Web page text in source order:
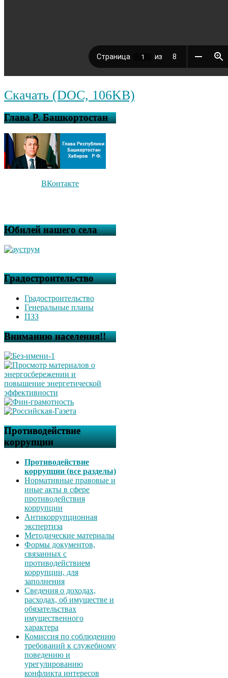
Скачать (DOC, 106KB)
Глава Р. Башкортостан
ВКонтакте
Юбилей нашего села
Градостроительство
Градостроительство
Генеральные планы
ПЗЗ
Вниманию населения!!
Противодействие
коррупции
Противодействие
коррупции (все разделы)
Нормативные правовые и
иные акты в сфере
противодействия
коррупции
Антикоррупционная
экспертиза
Методические материалы
Формы документов,
связанных с
противодействием
коррупции, для
заполнения
Сведения о доходах,
расходах, об имуществе и
обязательствах
имущественного
характера
Комиссия по соблюдению
требований к служебному
поведению и
урегулированию
конфликта интересов